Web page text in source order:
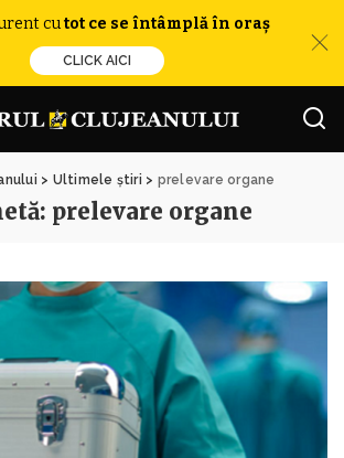
cutot ce se întâmplă în oraș
CLICK AICI
> Ultimele știri > prelevare organe
prelevare organe